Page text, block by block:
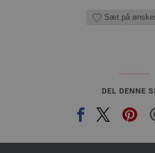
Sæt på
DEL DENNE